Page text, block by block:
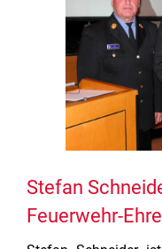
Stefan
Feuerwehr-